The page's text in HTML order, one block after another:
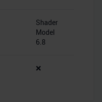
Shader
Model
6.8
❌